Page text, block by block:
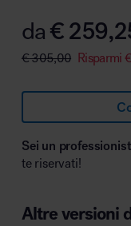
da€
€305,00 Risparmi €
Sei un
te riservati!
Altre versioni